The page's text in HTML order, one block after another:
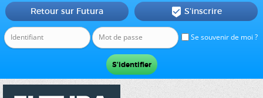
Se souvenir de moi ?
Retour sur Futura  S'inscrire